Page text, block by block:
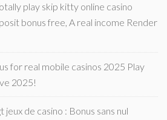
play skip kitty online casino
bonus free, A real income Render
for real mobile casinos 2025 Play
2025!
jeux de casino : Bonus sans nul